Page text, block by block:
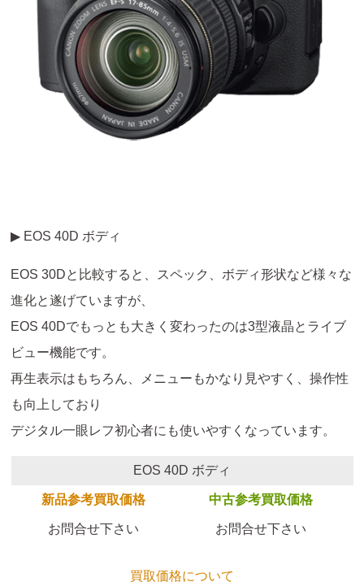
▶ EOS 40D ボディ
EOS 30Dと比較すると、スペック、ボディ形状など様々な
進化と遂げていますが、
EOS 40Dでもっとも大きく変わったのは3型液晶とライブ
ビュー機能です。
再生表示はもちろん、メニューもかなり見やすく、操作性
も向上しており
デジタル一眼レフ初心者にも使いやすくなっています。
EOS 40D ボディ
新品参考買取価格 中古参考買取価格
お問合せ下さい お問合せ下さい
買取価格について